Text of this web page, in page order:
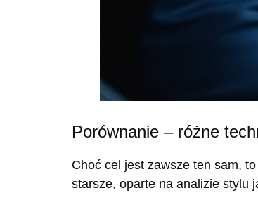
Porównanie – różne
Choć cel jest zawsze ten sam,
starsze, oparte na analizie stylu